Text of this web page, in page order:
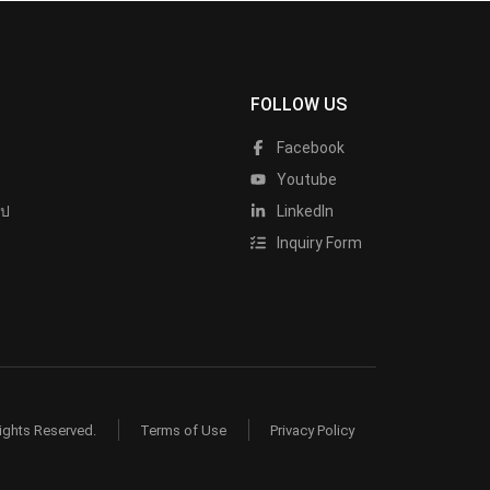
FOLLOW US
Facebook
Youtube
LinkedIn
Inquiry Form
Reserved. Terms of Use Privacy Policy